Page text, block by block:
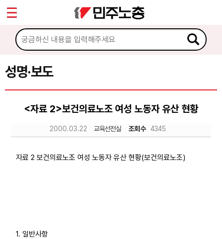
성명·보도
<자료 2>보건의료노조 여성 노동자 유산 현황
2000.03.22 교육선전실 조회수 4345
자료 2 보건의료노조 여성 노동자 유산 현황(보건의료노조)
1. 일반사항
마이페이지
소개
소식
공지사항
성명·보도
노동상담
Sketchbook5, 스케치북5
Sketchbook5, 스케치북5